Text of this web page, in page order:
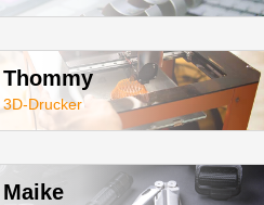
Thommy
3D-Drucker
Maike